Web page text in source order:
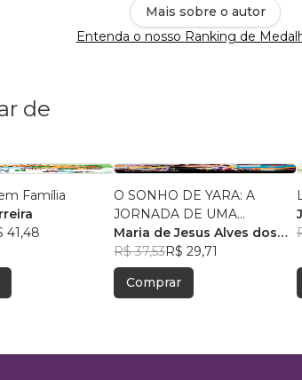
Mais sobre o autor
Entenda o nosso Ranking de
de
Família
41,48
O SONHO DE YARA: A
JORNADA DE UMA
MENINA INDÍGENA
Maria de Jesus Alves dos
Santos
R$ 37,53R$ 29,71
Comprar